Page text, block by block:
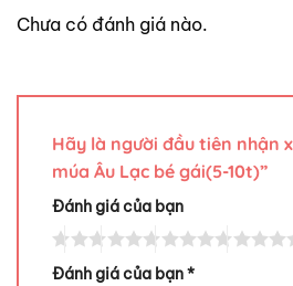
Chưa có đánh giá nào.
Hãy là người đầu tiên nhận
múa Âu Lạc bé gái(5-10t)”
Đánh giá của bạn
Đánh giá của bạn*